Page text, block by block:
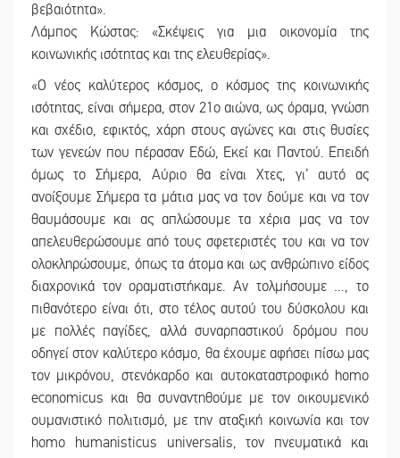
βεβαιότητα».
Λάμπος Κώστας: «Σκέψεις για μια οικονομία της
κοινωνικής ισότητας και της ελευθερίας».
«Ο νέος καλύτερος κόσμος, ο κόσμος της κοινωνικής
ισότητας, είναι σήμερα, στον 21ο αιώνα, ως όραμα, γνώση
και σχέδιο, εφικτός, χάρη στους αγώνες και στις θυσίες
των γενεών που πέρασαν Εδώ, Εκεί και Παντού. Επειδή
όμως το Σήμερα, Αύριο θα είναι Χτες, γι’ αυτό ας
ανοίξουμε Σήμερα τα μάτια μας να τον δούμε και να τον
θαυμάσουμε και ας απλώσουμε τα χέρια μας να τον
απελευθερώσουμε από τους σφετεριστές του και να τον
ολοκληρώσουμε, όπως τα άτομα και ως ανθρώπινο είδος
διαχρονικά τον οραματιστήκαμε. Αν τολμήσουμε …, το
πιθανότερο είναι ότι, στο τέλος αυτού του δύσκολου και
με πολλές παγίδες, αλλά συναρπαστικού δρόμου που
οδηγεί στον καλύτερο κόσμο, θα έχουμε αφήσει πίσω μας
τον μικρόνου, στενόκαρδο και αυτοκαταστροφικό homo
economicus και θα συναντηθούμε με τον οικουμενικό
ουμανιστικό πολιτισμό, με την αταξική κοινωνία και τον
homo humanisticus universalis, τον πνευματικά και